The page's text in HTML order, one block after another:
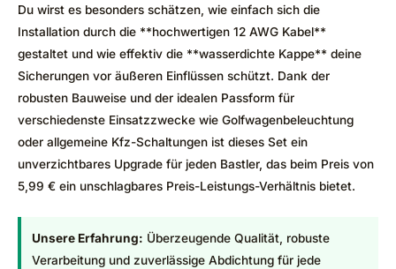
Du wirst es besonders schätzen, wie einfach sich die
Installation durch die **hochwertigen 12 AWG Kabel**
gestaltet und wie effektiv die **wasserdichte Kappe** deine
Sicherungen vor äußeren Einflüssen schützt. Dank der
robusten Bauweise und der idealen Passform für
verschiedenste Einsatzzwecke wie Golfwagenbeleuchtung
oder allgemeine Kfz-Schaltungen ist dieses Set ein
unverzichtbares Upgrade für jeden Bastler, das beim Preis von
5,99 € ein unschlagbares Preis-Leistungs-Verhältnis bietet.
Unsere Erfahrung: Überzeugende Qualität, robuste
Verarbeitung und zuverlässige Abdichtung für jede